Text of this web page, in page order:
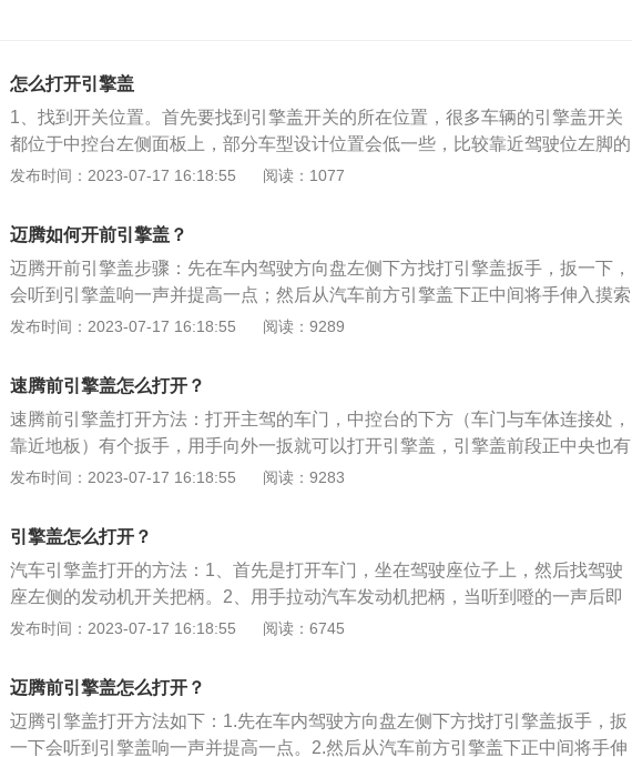
怎么打开引擎盖
1、找到开关位置。首先要找到引擎盖开关的所在位置，很多车辆的引擎盖开关
都位于中控台左侧面板上，部分车型设计位置会低一些，比较靠近驾驶位左脚的
位置，位于左下角。2、拉动开关。如果是手拉式开关，找到引擎盖的开关之
3、按键式开关。如果是按键式开关，只要按下按键即可，汽车引擎盖便会轻微
向上弹起，露出3-5厘米左右的缝隙。4、抬起引擎盖。将手伸入引擎盖前端中央
位置，摸到引擎盖辅助卡钩把手，将拨片向上抬起并保持稳定，同时将引擎盖向
上抬起。5、支撑引擎盖。抬起引擎盖后，需要取出引擎盖支撑杆，将引擎盖支
撑起来，如果引擎盖有液压支撑功能，则不需要手动支起引擎盖。发动机盖在开
发动机盖在行驶过程中由于震动自动打开，所以发动机盖设置了锁止机构，车门
锁住的时候，发动机盖也会同时锁住。
发布时间：2023-07-17 16:18:55 阅读：1077
迈腾如何开前引擎盖？
迈腾开前引擎盖步骤：先在车内驾驶方向盘左侧下方找打引擎盖扳手，扳一下，
会听到引擎盖响一声并提高一点；然后从汽车前方引擎盖下正中间将手伸入摸索
一下，找到一个小的扳手，一扳就打开了。迈腾源自和帕萨特B6关系紧密的Futu
本延续了欧版全新一代帕萨特的设计语言，全新的家族式前脸设计与两侧线条感
更强的前大灯相组合。尾部方面，新迈腾除了配备LED光源尾灯外，排气还运用
了双边共两出扁口设计。
发布时间：2023-07-17 16:18:55 阅读：9289
速腾前引擎盖怎么打开？
速腾前引擎盖打开方法：打开主驾的车门，中控台的下方（车门与车体连接处，
靠近地板）有个扳手，用手向外一扳就可以打开引擎盖，引擎盖前段正中央也有
一个卡子，两手指一夹即可抬起引擎盖。速腾是一汽大众旗下的一款车型，其车
面，全新速腾的造型放弃了老款的个性和运动，特有的家族风格设计，整体造型
大气沉稳，整车线条流畅，细节做工比较精细。
发布时间：2023-07-17 16:18:55 阅读：9283
引擎盖怎么打开？
汽车引擎盖打开的方法：1、首先是打开车门，坐在驾驶座位子上，然后找驾驶
座左侧的发动机开关把柄。2、用手拉动汽车发动机把柄，当听到噔的一声后即
可。3、查看汽车发动机引擎盖是否被开启，如果已经有一个明显的缝隙说明已
舱盖辅助卡钩把手，将拨片向上抬起并保持稳定，同时将发动机舱盖向上抬起。
发布时间：2023-07-17 16:18:55 阅读：6745
迈腾前引擎盖怎么打开？
迈腾引擎盖打开方法如下：1.先在车内驾驶方向盘左侧下方找打引擎盖扳手，扳
一下会听到引擎盖响一声并提高一点。2.然后从汽车前方引擎盖下正中间将手伸